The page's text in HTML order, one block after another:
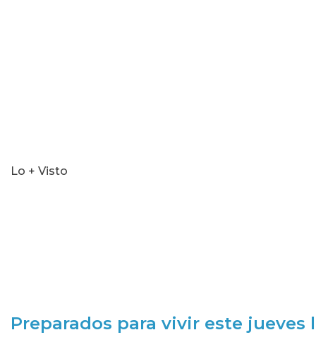
Lo + Visto
Preparados para vivir este jueves